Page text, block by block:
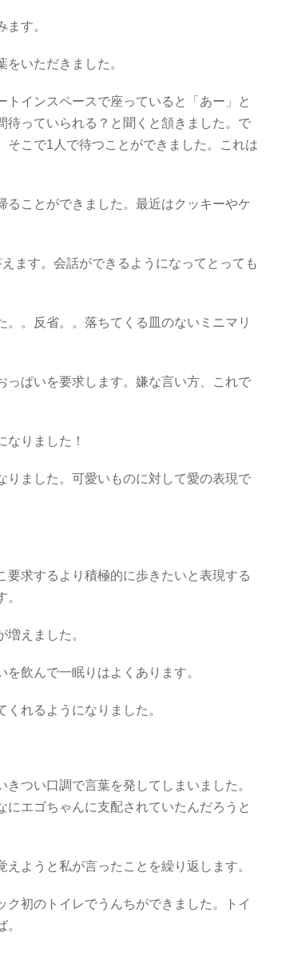
す。
いただきました。
インスペースで座っていると「あー」と
待っていられる？と聞くと頷きました。で
こで1人で待つことができました。これは
ることができました。最近はクッキーやケ
ます。会話ができるようになってとっても
。反省。。落ちてくる皿のないミニマリ
っぱいを要求します。嫌な言い方、これで
なりました！
りました。可愛いものに対して愛の表現で
求するより積極的に歩きたいと表現する
えました。
飲んで一眠りはよくあります。
れるようになりました。
つい口調で言葉を発してしまいました。
エゴちゃんに支配されていたんだろうと
ようと私が言ったことを繰り返します。
初のトイレでうんちができました。トイ